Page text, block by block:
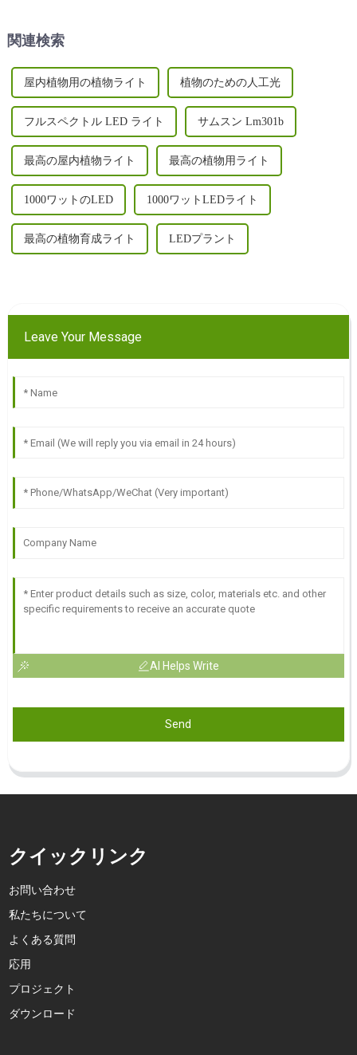
関連検索
屋内植物用の植物ライト 植物のための人工光
フルスペクトル LED ライト サムスン Lm301b
最高の屋内植物ライト 最高の植物用ライト
1000ワットのLED 1000ワットLEDライト
最高の植物育成ライト LEDプラント
Leave Your Message
AI Helps Write
Send
クイックリンク
お問い合わせ
私たちについて
よくある質問
応用
プロジェクト
ダウンロード